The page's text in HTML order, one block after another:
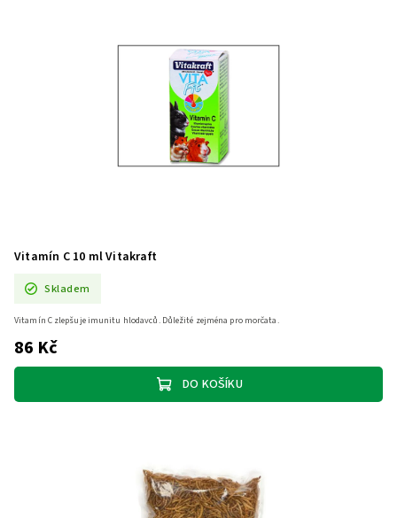
Vitamín C 10 ml Vitakraft
Skladem
86 Kč
DO KOŠÍKU
Vitamín C zlepšuje imunitu hlodavců. Důležité zejména pro morčata.